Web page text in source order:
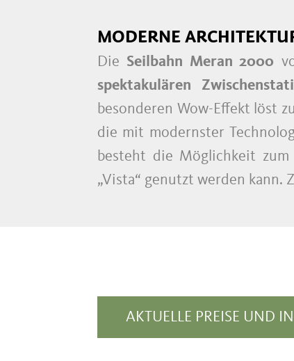
MODERNE
Die Seilbahn Meran 2000
spektakulären
besonderen Wow-Effekt löst
die mit modernster
besteht die Möglichkeit
„Vista“ genutzt werden kann.
AKTUELLE PREISE UND